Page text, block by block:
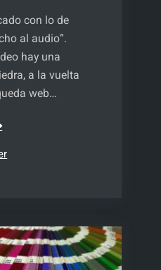
con lo de
al audio”.
hay una
a la vuelta
web…